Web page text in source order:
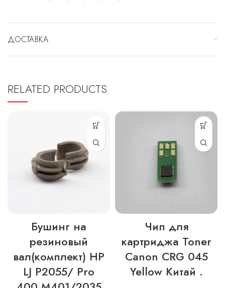
ДОСТАВКА
RELATED PRODUCTS
Бушинг на
резиновый
вал(комплект) HP
LJ P2055/ Pro
Чип для
картриджа Toner
Canon CRG 045
Yellow Китай .